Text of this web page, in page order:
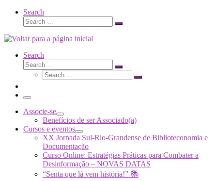
Search
Search
Search
Search
Search
Search
Search
Search
Menu
Associe-se
Benefícios de ser Associado(a)
Cursos e eventos
XX Jornada Sul-Rio-Grandense de Biblioteconomia e
Documentação
Curso Online: Estratégias Práticas para Combater a
Desinformação – NOVAS DATAS
“Senta que lá vem história!” 📚